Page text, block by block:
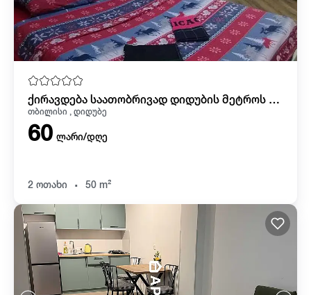
ქირავდება საათობრივად დიდუბის მეტროს წინ
თბილისი , დიდუბე
60 ლარი/დღე
2 ოთახი . 50 m²